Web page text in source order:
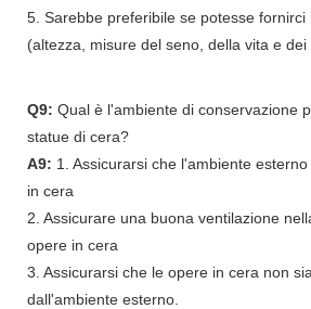
5. Sarebbe preferibile se potesse fornirci
(altezza, misure del seno, della vita e dei
Q9: Qual è l'ambiente di conservazione
statue di cera?
A9: 1. Assicurarsi che l'ambiente
in cera
2. Assicurare una buona ventilazione
opere in cera
3. Assicurarsi che le opere in cera non
dall'ambiente esterno.